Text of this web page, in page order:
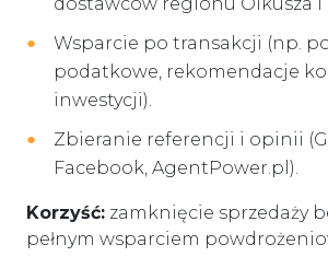
Wsparcie po transakcji (np.
podatkowe, rekomendacje
inwestycji).
Zbieranie referencji i opinii
Facebook, AgentPower.pl).
Korzyść: zamknięcie sprzedaży
pełnym wsparciem